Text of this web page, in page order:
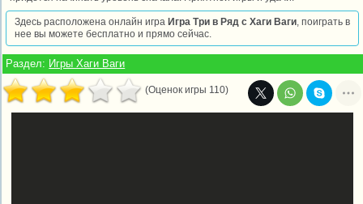
Здесь расположена онлайн игра Игра Три в Ряд с Хаги Ваги, поиграть в
нее вы можете бесплатно и прямо сейчас.
Раздел: Игры Хаги Ваги
(Оценок игры 110)